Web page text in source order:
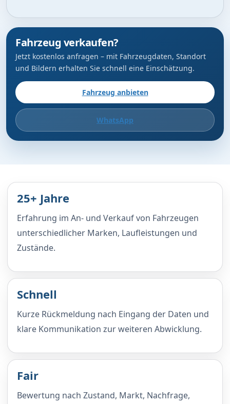
Fahrzeug verkaufen?
Jetzt kostenlos anfragen – mit Fahrzeugdaten, Standort
und Bildern erhalten Sie schnell eine Einschätzung.
Fahrzeug anbieten
WhatsApp
25+ Jahre
Erfahrung im An- und Verkauf von Fahrzeugen
unterschiedlicher Marken, Laufleistungen und
Zustände.
Schnell
Kurze Rückmeldung nach Eingang der Daten und
klare Kommunikation zur weiteren Abwicklung.
Fair
Bewertung nach Zustand, Markt, Nachfrage,